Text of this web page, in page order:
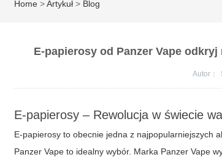
Home >Artykuł > Blog
E-papierosy od Panzer Vape
Autor：
E-papierosy – Rewolucja w świecie
E-papierosy to obecnie jedna z najpopularniejszych
Panzer Vape to idealny wybór. Marka Panzer Vape